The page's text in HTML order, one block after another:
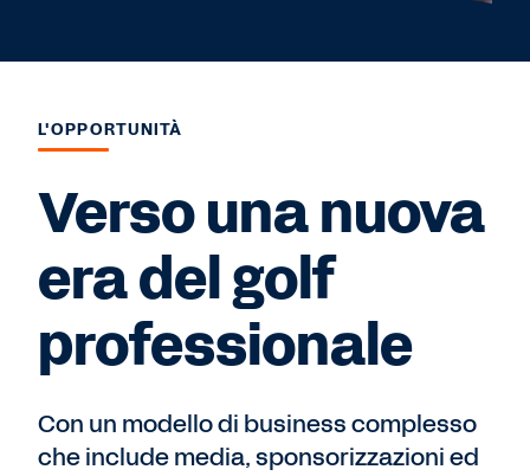
L'OPPORTUNITÀ
Verso una nuova
era del golf
professionale
Con un modello di business complesso
che include media, sponsorizzazioni ed